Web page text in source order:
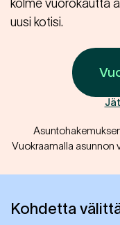
kolme vuorokautta
uusi kotisi.
Vuokraamalla asunnon
Kohdetta